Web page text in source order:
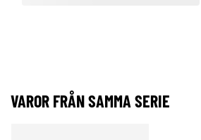
VAROR FRÅN SAMMA SERIE